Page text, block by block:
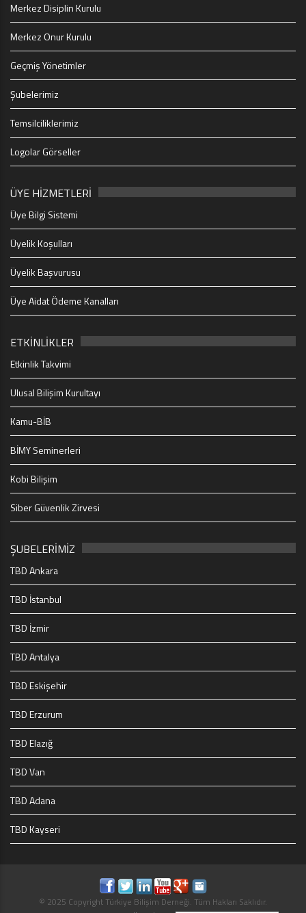
Merkez Disiplin Kurulu
Merkez Onur Kurulu
Geçmiş Yönetimler
Şubelerimiz
Temsilciliklerimiz
Logolar Görseller
ÜYE HİZMETLERİ
Üye Bilgi Sistemi
Üyelik Koşulları
Üyelik Başvurusu
Üye Aidat Ödeme Kanalları
ETKİNLİKLER
Etkinlik Takvimi
Ulusal Bilişim Kurultayı
Kamu-BİB
BİMY Seminerleri
Kobi Bilişim
Siber Güvenlik Zirvesi
ŞUBELERİMİZ
TBD Ankara
TBD İstanbul
TBD İzmir
TBD Antalya
TBD Eskişehir
TBD Erzurum
TBD Elazığ
TBD Van
TBD Adana
TBD Kayseri
© 2025 Copyright Türkiye Bilişim Derneği. Tüm Hakları Saklıdır.